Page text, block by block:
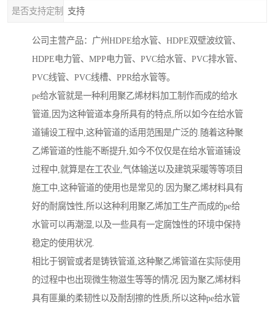
是否支持定制 支持
公司主营产品：广州HDPE给水管、HDPE双壁波纹管、
HDPE电力管、MPP电力管、PVC给水管、PVC排水管、
PVC线管、PVC线槽、PPR给水管等。
pe给水管就是一种利用聚乙烯材料加工制作而成的给水
管道,因为这种管道本身所具有的特点,所以如今在给水管
道铺设工程中,这种管道的适用范围是广泛的.随着这种聚
乙烯管道的性能不断提升,如今不仅仅是在给水管道铺设
过程中,就算是在工农业,气体输送以及建筑采暖等等项目
施工中,这种管道的使用也是常见的.因为聚乙烯材料具有
好的耐腐蚀性,所以这种利用聚乙烯加工生产而成的pe给
水管可以再潮湿,以及一些具有一定腐蚀性的环境中保持
稳定的使用状况.
相比于钢管或者是铸铁管道,这种聚乙烯管道在实际使用
的过程中也出现微生物滋生等等的情况.因为聚乙烯材料
具有匪巢的柔韧性以及耐刮擦的性质,所以这种pe给水管